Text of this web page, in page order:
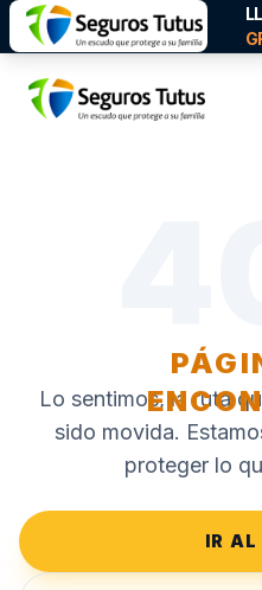
Lo sentimos, la ruta
sido movida.
proteger lo
IR AL